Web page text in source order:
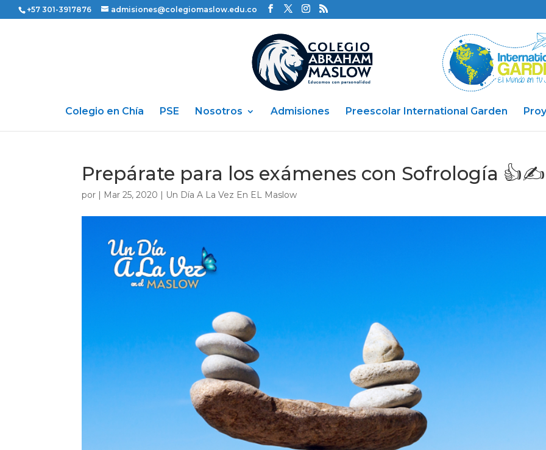
+57 301-3917876 admisiones@colegiomaslow.edu.co
Colegio en Chía PSE Nosotros Admisiones Preescolar International Garden
Prepárate para los exámenes con Sofrología
por | Mar 25, 2020 | Un Día A La Vez En EL Maslow